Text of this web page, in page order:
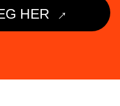
HER →